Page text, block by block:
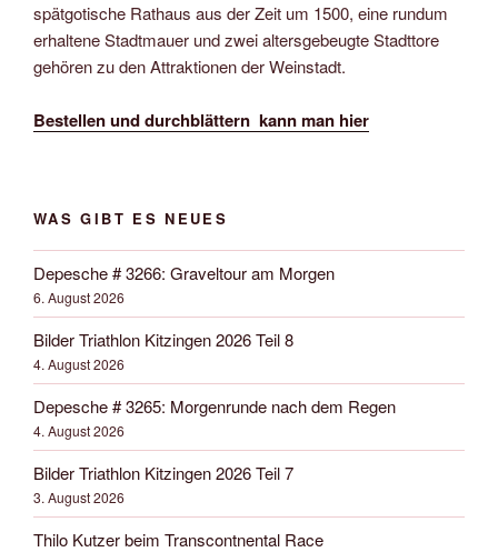
spätgotische Rathaus aus der Zeit um 1500, eine rundum
erhaltene Stadtmauer und zwei altersgebeugte Stadttore
gehören zu den Attraktionen der Weinstadt.
Bestellen und durchblättern kann man hier
WAS GIBT ES NEUES
Depesche # 3266: Graveltour am Morgen
6. August 2026
Bilder Triathlon Kitzingen 2026 Teil 8
4. August 2026
Depesche # 3265: Morgenrunde nach dem Regen
4. August 2026
Bilder Triathlon Kitzingen 2026 Teil 7
3. August 2026
Thilo Kutzer beim Transcontnental Race